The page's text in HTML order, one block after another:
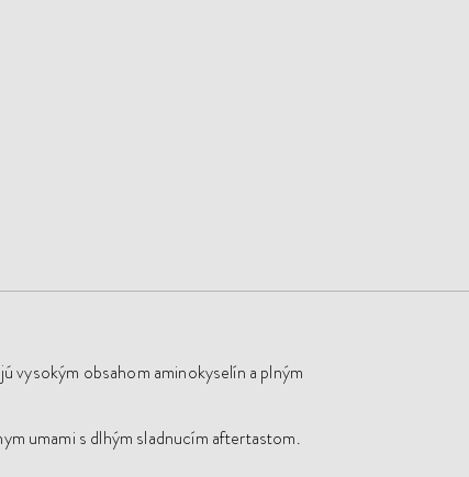
vysokým obsahom aminokyselín a plným
umami s dlhým sladnucím aftertastom.